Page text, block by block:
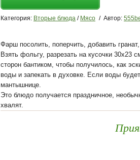
Категория: Вторые блюда / Мясо / Автор:
Фарш посолить, поперчить, добавить
Взять фольгу, разрезать на кусочки
сторон бантиком, чтобы получилось, как
воды и запекать в духовке. Если воды
мантышнице.
Это блюдо получается праздничное,
хвалят.